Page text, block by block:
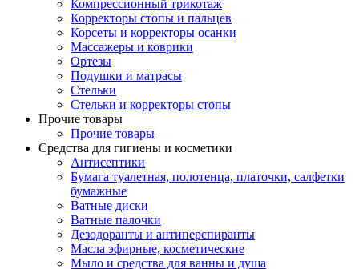
Компрессионный трикотаж
Корректоры стопы и пальцев
Корсеты и корректоры осанки
Массажеры и коврики
Ортезы
Подушки и матрасы
Стельки
Стельки и корректоры стопы
Прочие товары
Прочие товары
Средства для гигиены и косметики
Антисептики
Бумага туалетная, полотенца, платочки, салфетки
бумажные
Ватные диски
Ватные палочки
Дезодоранты и антиперспиранты
Масла эфирные, косметические
Мыло и средства для ванны и душа